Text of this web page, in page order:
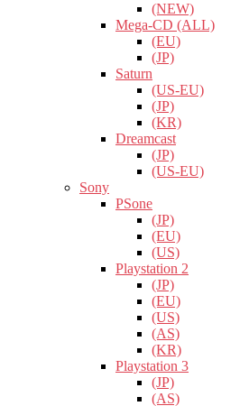
(NEW)
Mega-CD (ALL)
(EU)
(JP)
Saturn
(US-EU)
(JP)
(KR)
Dreamcast
(JP)
(US-EU)
Sony
PSone
(JP)
(EU)
(US)
Playstation 2
(JP)
(EU)
(US)
(AS)
(KR)
Playstation 3
(JP)
(AS)